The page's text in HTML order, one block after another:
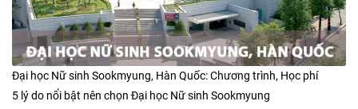
Đại học Nữ sinh Sookmyung, Hàn Quốc: Chương trình, Học phí
5 lý do nổi bật nên chọn Đại học Nữ sinh Sookmyung